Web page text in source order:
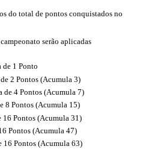
do total de pontos conquistados no
serão aplicadas
de 1 Ponto
de 2 Pontos (Acumula 3)
de 4 Pontos (Acumula 7)
8 Pontos (Acumula 15)
16 Pontos (Acumula 31)
Pontos (Acumula 47)
16 Pontos (Acumula 63)